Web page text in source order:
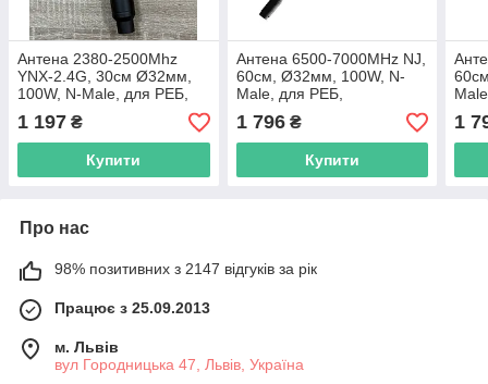
Антена 2380-2500Mhz
YNX-2.4G, 30см Ø32мм,
100W, N-Male, для РЕБ,
всеспрямована,
вертикальна поляризація
1 197 ₴
Купити
Антена 6500-7000MHz NJ,
60см, Ø32мм, 100W, N-
Male, для РЕБ,
всеспрямована,
вертикальна поляризація
1 796₴
Купити
1
Про нас
98% позитивних з 2147 відгуків за рік
Працює з 25.09.2013
м. Львів
вул Городницька 47, Львів, Україна